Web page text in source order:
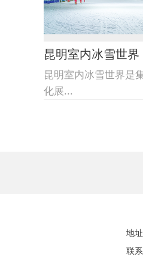
昆明室内冰雪世界
昆明室内冰雪世界是
化展...
地
联